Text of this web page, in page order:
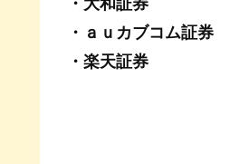
・大和証券
・ａｕカブコム証
・楽天証券